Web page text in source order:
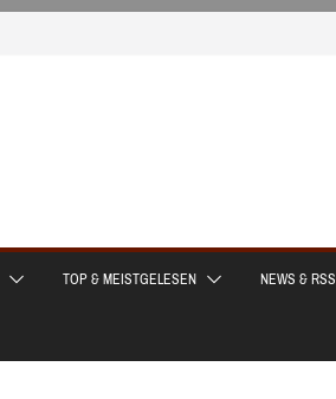
TOP & MEISTGELESEN NEWS & RSS